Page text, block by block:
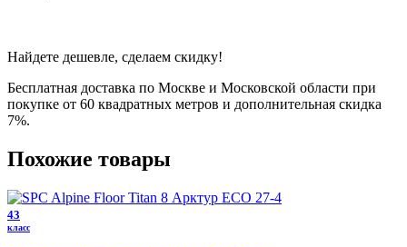
Найдете дешевле, сделаем скидку!
Бесплатная доставка по Москве и Московской области при
покупке от 60 квадратных метров и дополнительная скидка
7%.
Похожие товары
43
класс